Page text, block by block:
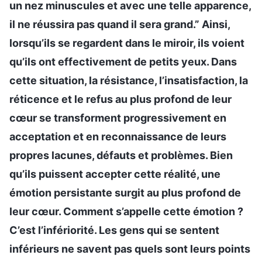
un nez minuscules et avec une telle apparence,
il ne réussira pas quand il sera grand.” Ainsi,
lorsqu’ils se regardent dans le miroir, ils voient
qu’ils ont effectivement de petits yeux. Dans
cette situation, la résistance, l’insatisfaction, la
réticence et le refus au plus profond de leur
cœur se transforment progressivement en
acceptation et en reconnaissance de leurs
propres lacunes, défauts et problèmes. Bien
qu’ils puissent accepter cette réalité, une
émotion persistante surgit au plus profond de
leur cœur. Comment s’appelle cette émotion ?
C’est l’infériorité. Les gens qui se sentent
inférieurs ne savent pas quels sont leurs points